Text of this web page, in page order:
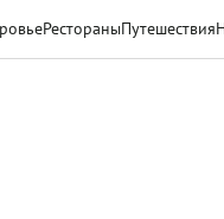
РестораныПутешествия